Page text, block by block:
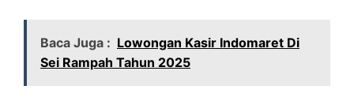
Baca Juga : Lowongan Kasir Indomaret Di
Sei Rampah Tahun 2025